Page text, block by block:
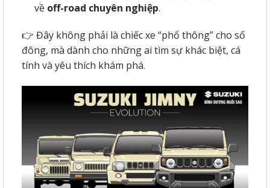
về off-road chuyên nghiệp.
👉 Đây không phải là chiếc xe “phổ thông” cho số
đông, mà dành cho những ai tìm sự khác biệt, cá
tính và yêu thích khám phá.